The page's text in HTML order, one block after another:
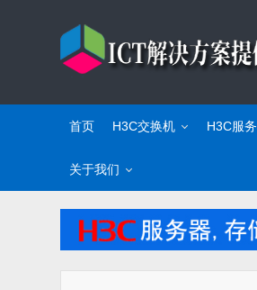
首页 H3C交换机 H3C服
关于我们